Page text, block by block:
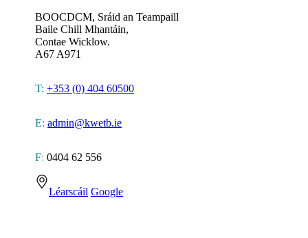
BOOCDCM, Sráid an Teampaill
Baile Chill Mhantáin,
Contae Wicklow.
A67 A971
T: +353 (0) 404 60500
E: admin@kwetb.ie
F: 0404 62 556
Léarscáil Google